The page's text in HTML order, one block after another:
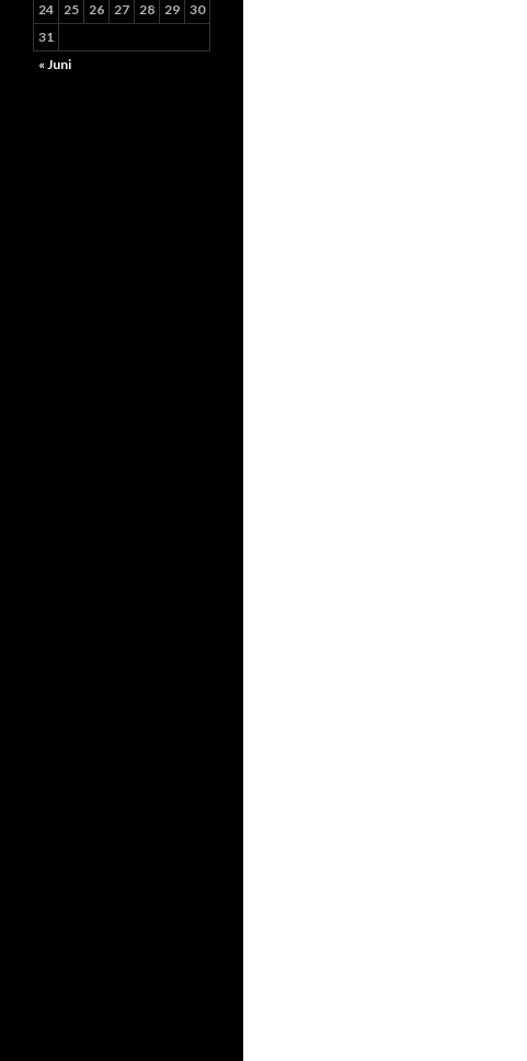
24 25 26 27 28 29 30
31
« Juni